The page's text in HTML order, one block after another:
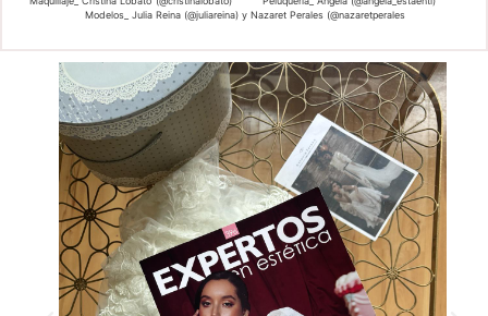
Modelos_ Julia Reina (@juliareina) y Nazaret Perales (@nazaretperales